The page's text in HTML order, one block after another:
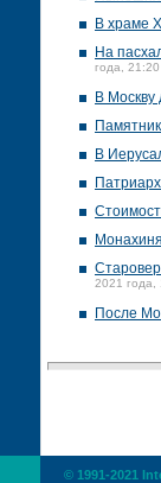
В храме
На
года, 21:20
В Москву
В
2021 года,
После
© 1991-2021